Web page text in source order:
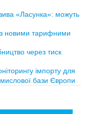
«Ласунка»: можуть
з новими тарифними
через тиск
імпорту для
бази Європи